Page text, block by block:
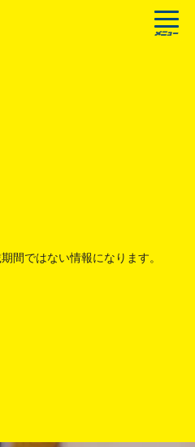
間ではない情報になります。